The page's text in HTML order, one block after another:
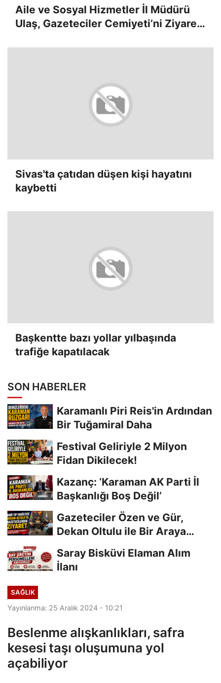
Aile ve Sosyal Hizmetler İl Müdürü
Ulaş, Gazeteciler Cemiyeti’ni Ziyaret
Sivas'ta çatıdan düşen kişi hayatını
kaybetti
Başkentte bazı yollar yılbaşında
trafiğe kapatılacak
SON HABERLER
Karamanlı Piri Reis'in Ardından
Bir Tuğamiral Daha
Festival Geliriyle 2 Milyon
Fidan Dikilecek!
Kazanç: ‘Karaman AK Parti İl
Başkanlığı Boş Değil’
Gazeteciler Özen ve Gür,
Dekan Oltulu ile Bir Araya
Saray Bisküvi Elaman Alım
İlanı
SAĞLIK
Yayınlanma: 25 Aralık 2024 - 10:21
Beslenme alışkanlıkları, safra
kesesi taşı oluşumuna yol
açabiliyor